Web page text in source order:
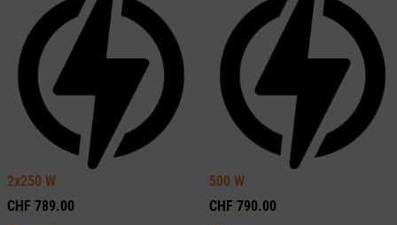
2x250 W
CHF 789.00
500 W
CHF 790.00